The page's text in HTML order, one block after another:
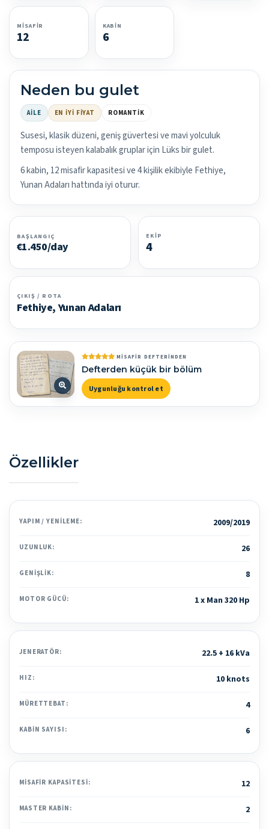
MISAFIR
12
KABIN
6
Neden bu gulet
AILE EN İYI FIYAT ROMANTIK
Susesi, klasik düzeni, geniş güvertesi ve mavi yolculuk
temposu isteyen kalabalık gruplar için Lüks bir gulet.
6 kabin, 12 misafir kapasitesi ve 4 kişilik ekibiyle Fethiye,
Yunan Adaları hattında iyi oturur.
BAŞLANGIÇ
€1.450/day
EKIP
4
ÇIKIŞ / ROTA
Fethiye, Yunan Adaları
MISAFIR DEFTERINDEN
Defterden küçük bir bölüm
Uygunluğu kontrol et
Özellikler
YAPIM / YENILEME: 2009/2019
UZUNLUK: 26
GENIŞLIK: 8
MOTOR GÜCÜ: 1 x Man 320 Hp
JENERATÖR: 22.5 + 16 kVa
HIZ: 10 knots
MÜRETTEBAT: 4
KABIN SAYISI: 6
MISAFIR KAPASITESI: 12
MASTER KABIN: 2